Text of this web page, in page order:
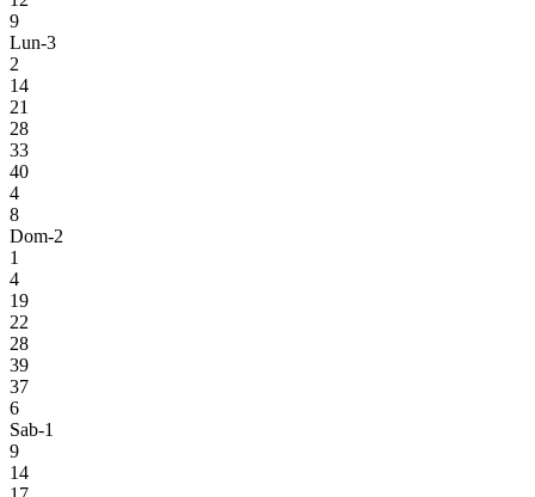
9
Lun-3
2
14
21
28
33
40
4
8
Dom-2
1
4
19
22
28
39
37
6
Sab-1
9
14